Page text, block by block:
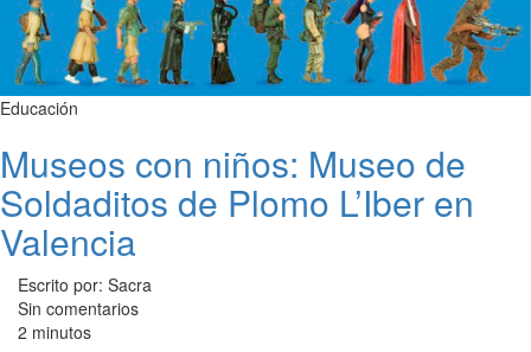
Educación
Museos con niños: Museo de
Soldaditos de Plomo L’Iber en
Valencia
Escrito por: Sacra
Sin comentarios
2 minutos